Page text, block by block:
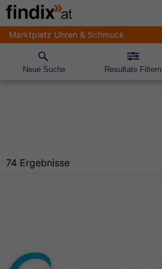
Marktplatz Uhren & Schmuck
Neue Suche Resultate Filtern
74 Ergebnisse